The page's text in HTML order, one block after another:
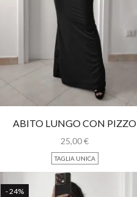
ABITO LUNGO CON PIZZO
25,00€
TAGLIA UNICA
- 24%